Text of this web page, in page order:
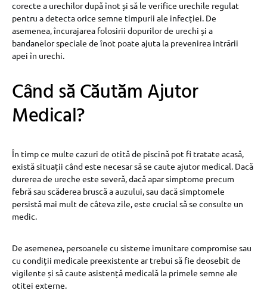
corecte a urechilor după înot și să le verifice urechile regulat
pentru a detecta orice semne timpurii ale infecției. De
asemenea, încurajarea folosirii dopurilor de urechi și a
bandanelor speciale de înot poate ajuta la prevenirea intrării
apei în urechi.
Când să Căutăm Ajutor
Medical?
În timp ce multe cazuri de otită de piscină pot fi tratate acasă,
există situații când este necesar să se caute ajutor medical. Dacă
durerea de ureche este severă, dacă apar simptome precum
febră sau scăderea bruscă a auzului, sau dacă simptomele
persistă mai mult de câteva zile, este crucial să se consulte un
medic.
De asemenea, persoanele cu sisteme imunitare compromise sau
cu condiții medicale preexistente ar trebui să fie deosebit de
vigilente și să caute asistență medicală la primele semne ale
otitei externe.